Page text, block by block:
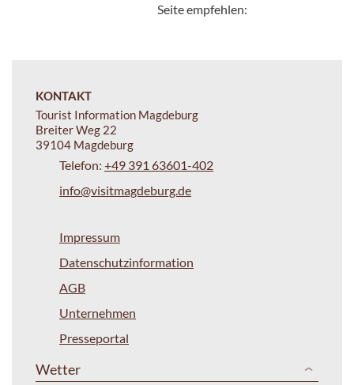
Seite empfehlen:
KONTAKT
Tourist Information Magdeburg
Breiter Weg 22
39104 Magdeburg
Telefon: +49 391 63601-402
info@visitmagdeburg.de
Impressum
Datenschutzinformation
AGB
Unternehmen
Presseportal
Wetter